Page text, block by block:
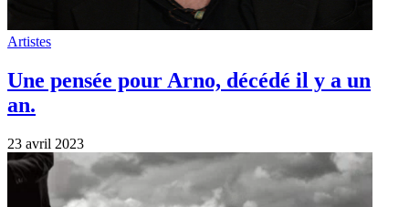
Artistes
Une pensée pour Arno, décédé il y a un
an.
23 avril 2023